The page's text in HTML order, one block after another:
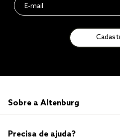
Sobre a Altenburg
Institucional
Precisa de ajuda?